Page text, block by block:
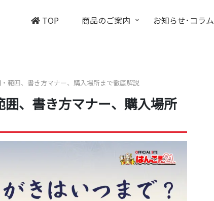
TOP 商品のご案内 お知らせ･コラム
範囲、書き方マナー、購入場所まで徹底解説
、書き方マナー、購入場所